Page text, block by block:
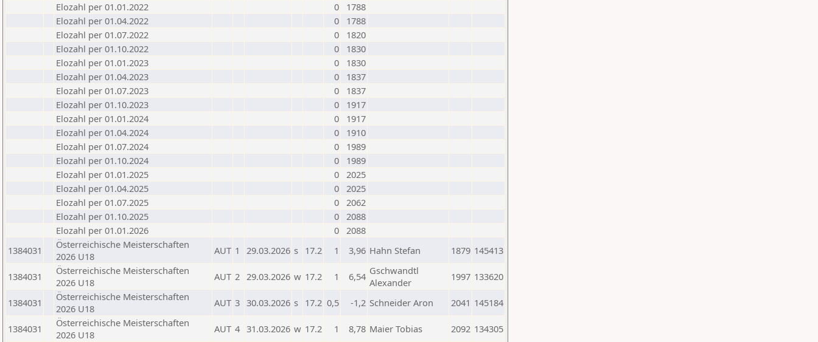
Elozahl per 01.01.2022
0
1788
Elozahl per 01.04.2022
0
1788
Elozahl per 01.07.2022
0
1820
Elozahl per 01.10.2022
0
1830
Elozahl per 01.01.2023
0
1830
Elozahl per 01.04.2023
0
1837
Elozahl per 01.07.2023
0
1837
Elozahl per 01.10.2023
0
1917
Elozahl per 01.01.2024
0
1917
Elozahl per 01.04.2024
0
1910
Elozahl per 01.07.2024
0
1989
Elozahl per 01.10.2024
0
1989
Elozahl per 01.01.2025
0 2025
Elozahl per 01.04.2025
0 2025
Elozahl per 01.07.2025
0 2062
Elozahl per 01.10.2025
0 2088
Elozahl per 01.01.2026
0 2088
1384031
Österreichische Meisterschaften
2026 U18
AUT 1 29.03.2026 s 17.2 1 3,96 Hahn Stefan 1879 145413
1384031
Österreichische Meisterschaften
2026 U18
AUT 2 29.03.2026 w 17.2 1 6,54 Gschwandtl
Alexander
1997 133620
1384031
Österreichische Meisterschaften
2026 U18
AUT 3 30.03.2026 s 17.2 0,5 -1,2 Schneider Aron 2041 145184
1384031
Österreichische Meisterschaften
2026 U18
AUT 4 31.03.2026 w 17.2 1 8,78 Maier Tobias 2092 134305